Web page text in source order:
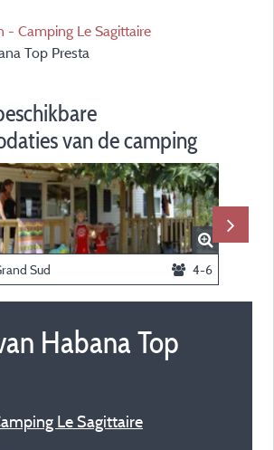
- Camping Le Sagittaire
Top Presta
van de camping
Sud 4-6
Habana Top
Le Sagittaire